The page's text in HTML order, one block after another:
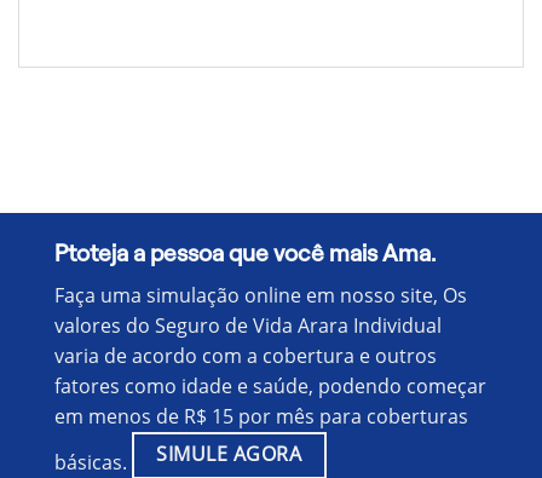
Ptoteja a pessoa que você mais Ama.
Faça uma simulação online em nosso site, Os
valores do Seguro de Vida Arara Individual
varia de acordo com a cobertura e outros
fatores como idade e saúde, podendo começar
em menos de R$ 15 por mês para coberturas
básicas.
SIMULE AGORA